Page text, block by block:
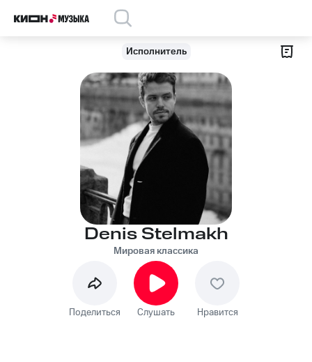
Исполнитель
Denis Stelmakh
Мировая классика
Поделиться Слушать Нравится